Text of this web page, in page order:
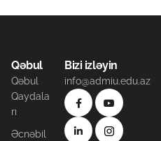
Qəbul
Qəbul
Qaydala
rı
Əcnəbil
Bizi izləyin
info@admiu.edu.az